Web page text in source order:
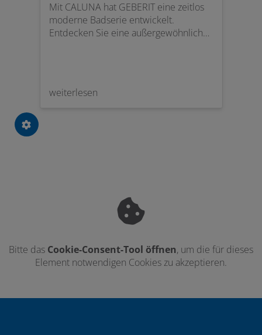
Mit CALUNA hat GEBERIT eine zeitlos
moderne Badserie entwickelt.
Entdecken Sie eine außergewöhnliche
weiterlesen
Bitte das Cookie-Consent-Tool öffnen, um die für dieses
Element notwendigen Cookies zu akzeptieren.